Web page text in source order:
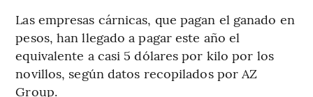
Las empresas cárnicas, que pagan el ganado en
pesos, han llegado a pagar este año el
equivalente a casi 5 dólares por kilo por los
novillos, según datos recopilados por AZ
Group.